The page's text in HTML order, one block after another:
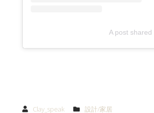
A post
Clay_speak 設計/家居